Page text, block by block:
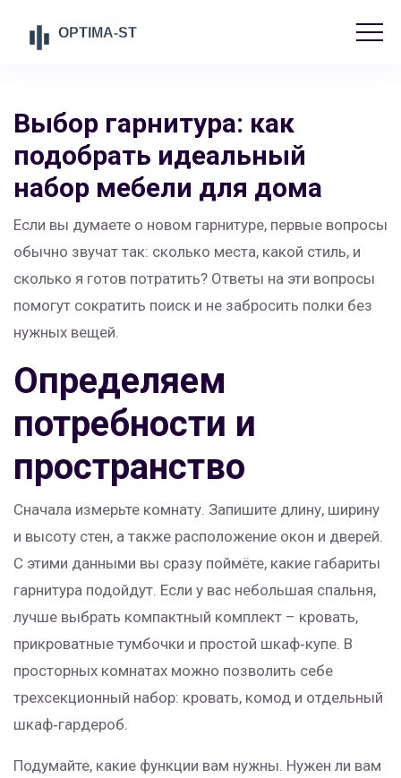
Выбор гарнитура: как
подобрать идеальный
набор мебели для дома
Если вы думаете о новом гарнитуре, первые вопросы
обычно звучат так: сколько места, какой стиль, и
сколько я готов потратить? Ответы на эти вопросы
помогут сократить поиск и не забросить полки без
нужных вещей.
Определяем
потребности и
пространство
Сначала измерьте комнату. Запишите длину, ширину
и высоту стен, а также расположение окон и дверей.
С этими данными вы сразу поймёте, какие габариты
гарнитура подойдут. Если у вас небольшая спальня,
лучше выбрать компактный комплект – кровать,
прикроватные тумбочки и простой шкаф‑купе. В
просторных комнатах можно позволить себе
трехсекционный набор: кровать, комод и отдельный
шкаф‑гардероб.
Подумайте, какие функции вам нужны. Нужен ли вам